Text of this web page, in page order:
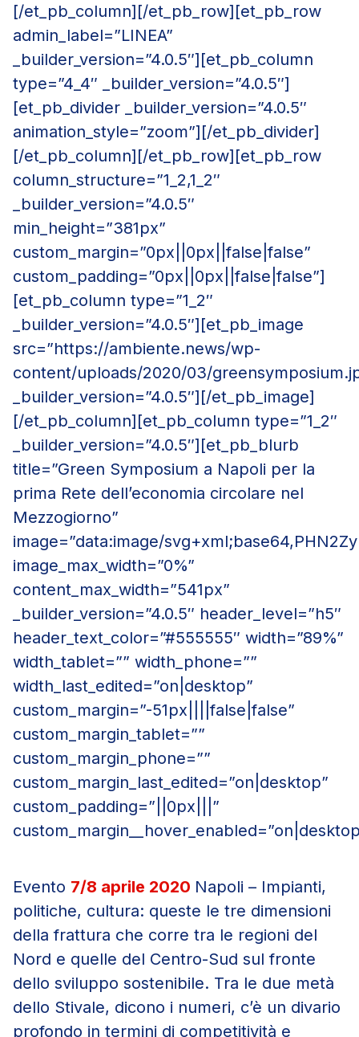
[/et_pb_column][/et_pb_row][et_pb_row
admin_label=”LINEA”
_builder_version=”4.0.5″][et_pb_column
type=”4_4″ _builder_version=”4.0.5″]
[et_pb_divider _builder_version=”4.0.5″
animation_style=”zoom”][/et_pb_divider]
[/et_pb_column][/et_pb_row][et_pb_row
column_structure=”1_2,1_2″
_builder_version=”4.0.5″
min_height=”381px”
custom_margin=”0px||0px||false|false”
custom_padding=”0px||0px||false|false”]
[et_pb_column type=”1_2″
_builder_version=”4.0.5″][et_pb_image
src=”https://ambiente.news/wp-
content/uploads/2020/03/
_builder_version=”4.0.5″][/et_pb_image]
[/et_pb_column][et_pb_column type=”1_2″
_builder_version=”4.0.5″][et_pb_blurb
title=”Green Symposium a Napoli per la
prima Rete dell’economia circolare nel
Mezzogiorno”
image=”data:image/
image_max_width=”0%”
content_max_width=”541px”
_builder_version=”4.0.5″ header_level=”h5″
header_text_color=”#555555″ width=”89%”
width_tablet=”” width_phone=””
width_last_edited=”on|desktop”
custom_margin=”-51px||||false|false”
custom_margin_tablet=””
custom_margin_phone=””
custom_margin_last_edited=”on|desktop”
custom_padding=”||0px|||”
Evento 7/8 aprile 2020 Napoli – Impianti,
politiche, cultura: queste le tre dimensioni
della frattura che corre tra le regioni del
Nord e quelle del Centro-Sud sul fronte
dello sviluppo sostenibile. Tra le due metà
dello Stivale, dicono i numeri, c’è un divario
profondo in termini di competitività e